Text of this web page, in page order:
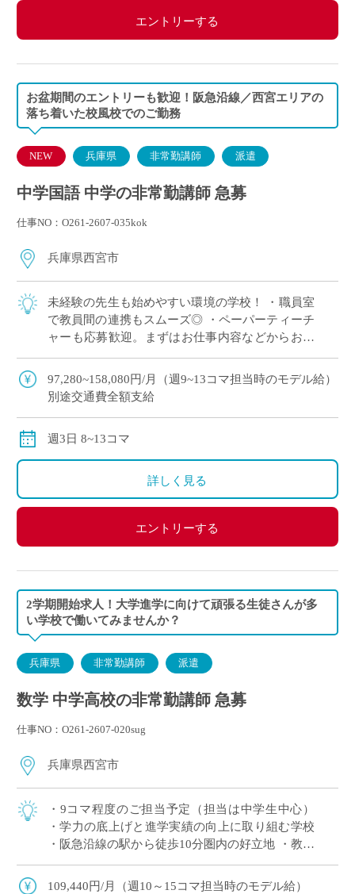
エントリーする
お盆期間のエントリーも歓迎！阪急沿線／西宮エリアの
落ち着いた校風校でのご勤務
NEW 兵庫県 非常勤講師 派遣
中学国語 中学の非常勤講師 急募
仕事NO：O261-2607-035kok
兵庫県西宮市
未経験の先生も始めやすい環境の学校！ ・職員室
で教員間の連携もスムーズ◎ ・ペーパーティーチ
ャーも応募歓迎。まずはお仕事内容などからお伝
えします ・カトリック校ならではの温かく穏やか
な校風 ・小・中・高と一貫した温かいコ […]
97,280~158,080円/月（週9~13コマ担当時のモデル給）
別途交通費全額支給
週3日 8~13コマ
詳しく見る
エントリーする
2学期開始求人！大学進学に向けて頑張る生徒さんが多
い学校で働いてみませんか？
兵庫県 非常勤講師 派遣
数学 中学高校の非常勤講師 急募
仕事NO：O261-2607-020sug
兵庫県西宮市
・9コマ程度のご担当予定（担当は中学生中心）
・学力の底上げと進学実績の向上に取り組む学校
・阪急沿線の駅から徒歩10分圏内の好立地 ・教員
未経験でもご応募可能でございますので、気にな
る方はエントリーください。
109,440円/月（週10～15コマ担当時のモデル給）